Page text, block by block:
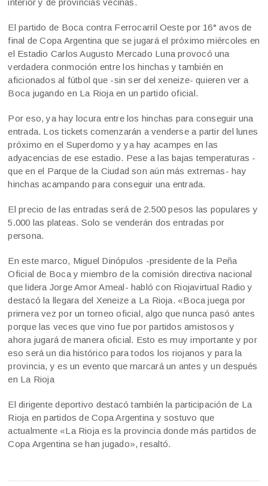
interior y de provincias vecinas.
El partido de Boca contra Ferrocarril Oeste por 16° avos de
final de Copa Argentina que se jugará el próximo miércoles en
el Estadio Carlos Augusto Mercado Luna provocó una
verdadera conmoción entre los hinchas y también en
aficionados al fútbol que -sin ser del xeneize- quieren ver a
Boca jugando en La Rioja en un partido oficial.
Por eso, ya hay locura entre los hinchas para conseguir una
entrada. Los tickets comenzarán a venderse a partir del lunes
próximo en el Superdomo y ya hay acampes en las
adyacencias de ese estadio. Pese a las bajas temperaturas -
que en el Parque de la Ciudad son aún más extremas- hay
hinchas acampando para conseguir una entrada.
El precio de las entradas será de 2.500 pesos las populares y
5.000 las plateas. Solo se venderán dos entradas por
persona.
En este marco, Miguel Dinópulos -presidente de la Peña
Oficial de Boca y miembro de la comisión directiva nacional
que lidera Jorge Amor Ameal- habló con Riojavirtual Radio y
destacó la llegara del Xeneize a La Rioja. «Boca juega por
primera vez por un torneo oficial, algo que nunca pasó antes
porque las veces que vino fue por partidos amistosos y
ahora jugará de manera oficial. Esto es muy importante y por
eso será un dia histórico para todos los riojanos y para la
provincia, y es un evento que marcará un antes y un después
en La Rioja
El dirigente deportivo destacó también la participación de La
Rioja en partidos de Copa Argentina y sostuvo que
actualmente «La Rioja es la provincia donde más partidos de
Copa Argentina se han jugado», resaltó.